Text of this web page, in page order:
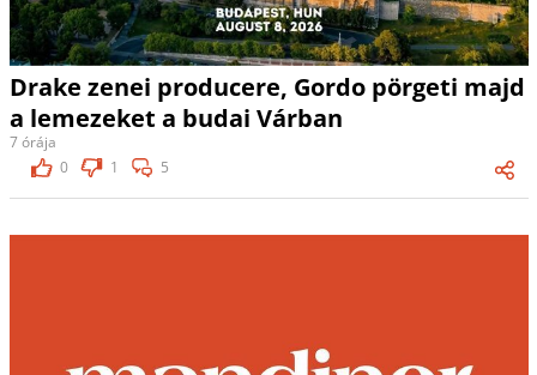
Drake zenei producere, Gordo pörgeti majd
a lemezeket a budai Várban
7 órája
0
1 5